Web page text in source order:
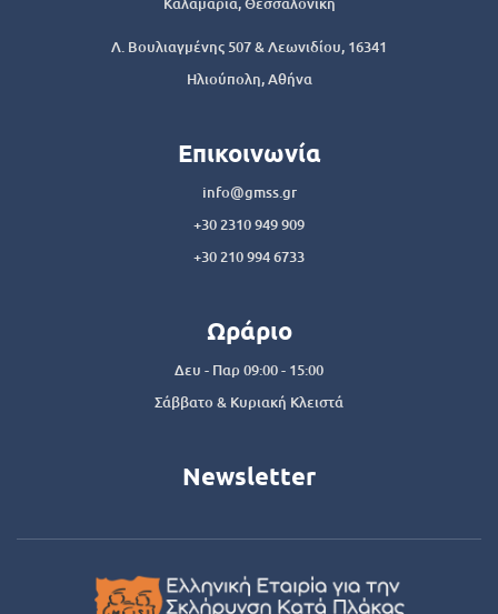
Λ. Βουλιαγμένης 507 & Λεωνιδίου, 16341
Ηλιούπολη, Αθήνα
Επικοινωνία
info@gmss.gr
+30 2310 949 909
+30 210 994 6733
Ωράριο
Δευ - Παρ 09:00 - 15:00
Σάββατο & Κυριακή Κλειστά
Newsletter